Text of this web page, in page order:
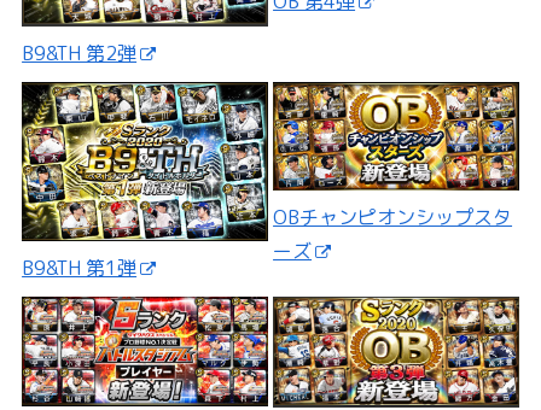
B9&TH 第2弾
B9&TH 第1弾
OBチャンピオンシップスタ
ーズ